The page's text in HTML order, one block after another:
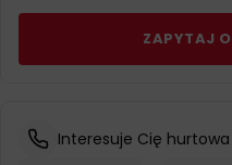
ZAPYTAJ
Interesuje Cię